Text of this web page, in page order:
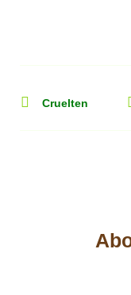
Cruelten